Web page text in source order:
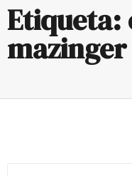
Etiqueta:
mazinger